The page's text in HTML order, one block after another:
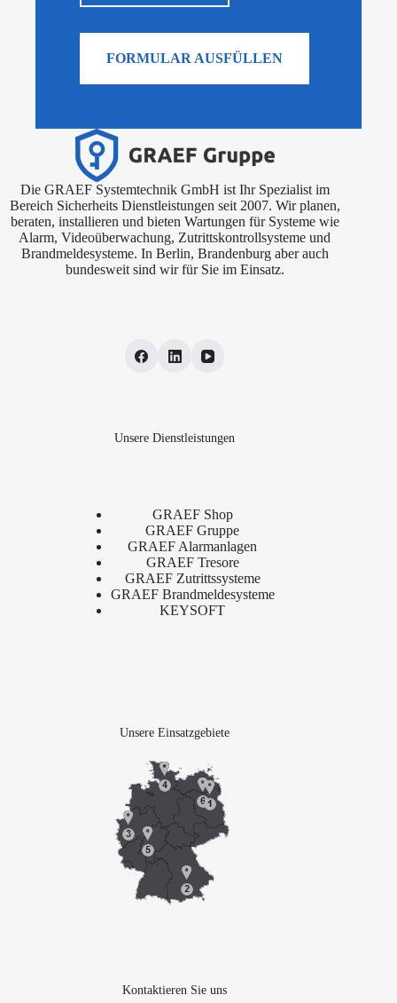
FORMULAR AUSFÜLLEN
Die GRAEF Systemtechnik GmbH ist Ihr Spezialist im
Bereich Sicherheits Dienstleistungen seit 2007. Wir planen,
beraten, installieren und bieten Wartungen für Systeme wie
Alarm, Videoüberwachung, Zutrittskontrollsysteme und
Brandmeldesysteme. In Berlin, Brandenburg aber auch
bundesweit sind wir für Sie im Einsatz.
Unsere Dienstleistungen
GRAEF Shop
GRAEF Gruppe
GRAEF Alarmanlagen
GRAEF Tresore
GRAEF Zutrittssysteme
GRAEF Brandmeldesysteme
KEYSOFT
Unsere Einsatzgebiete
Kontaktieren Sie uns